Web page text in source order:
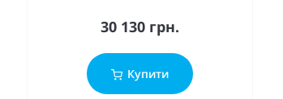
30 130 грн.
Купити